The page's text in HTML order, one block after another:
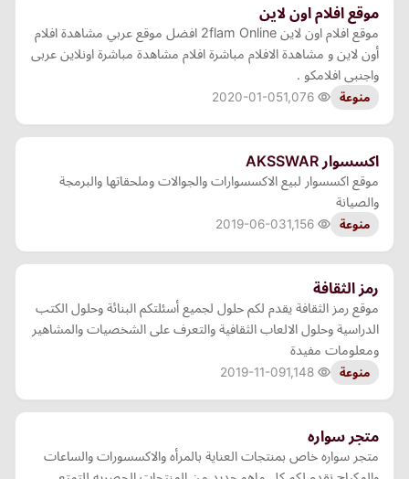
موقع افلام اون لاين
موقع افلام اون لاين 2flam Online افضل موقع عربي مشاهدة افلام
أون لاين و مشاهدة الافلام مباشرة افلام مشاهدة مباشرة اونلاين عربى
واجنبى افلامكو .
منوعة 2020-01-05
اكسسوار AKSSWAR
موقع اكسسوار لبيع الاكسسوارات والجوالات وملحقاتها والبرمجة
والصيانة
منوعة 2019-06-03
رمز الثقافة
موقع رمز الثقافة يقدم لكم حلول لجميع أسئلتكم البنائة وحلول الكتب
الدراسية وحلول الالعاب الثقافية والتعرف على الشخصيات والمشاهير
ومعلومات مفيدة
منوعة 2019-11-09
متجر سواره
متجر سواره خاص بمنتجات العناية بالمرأه والاكسسورات والساعات